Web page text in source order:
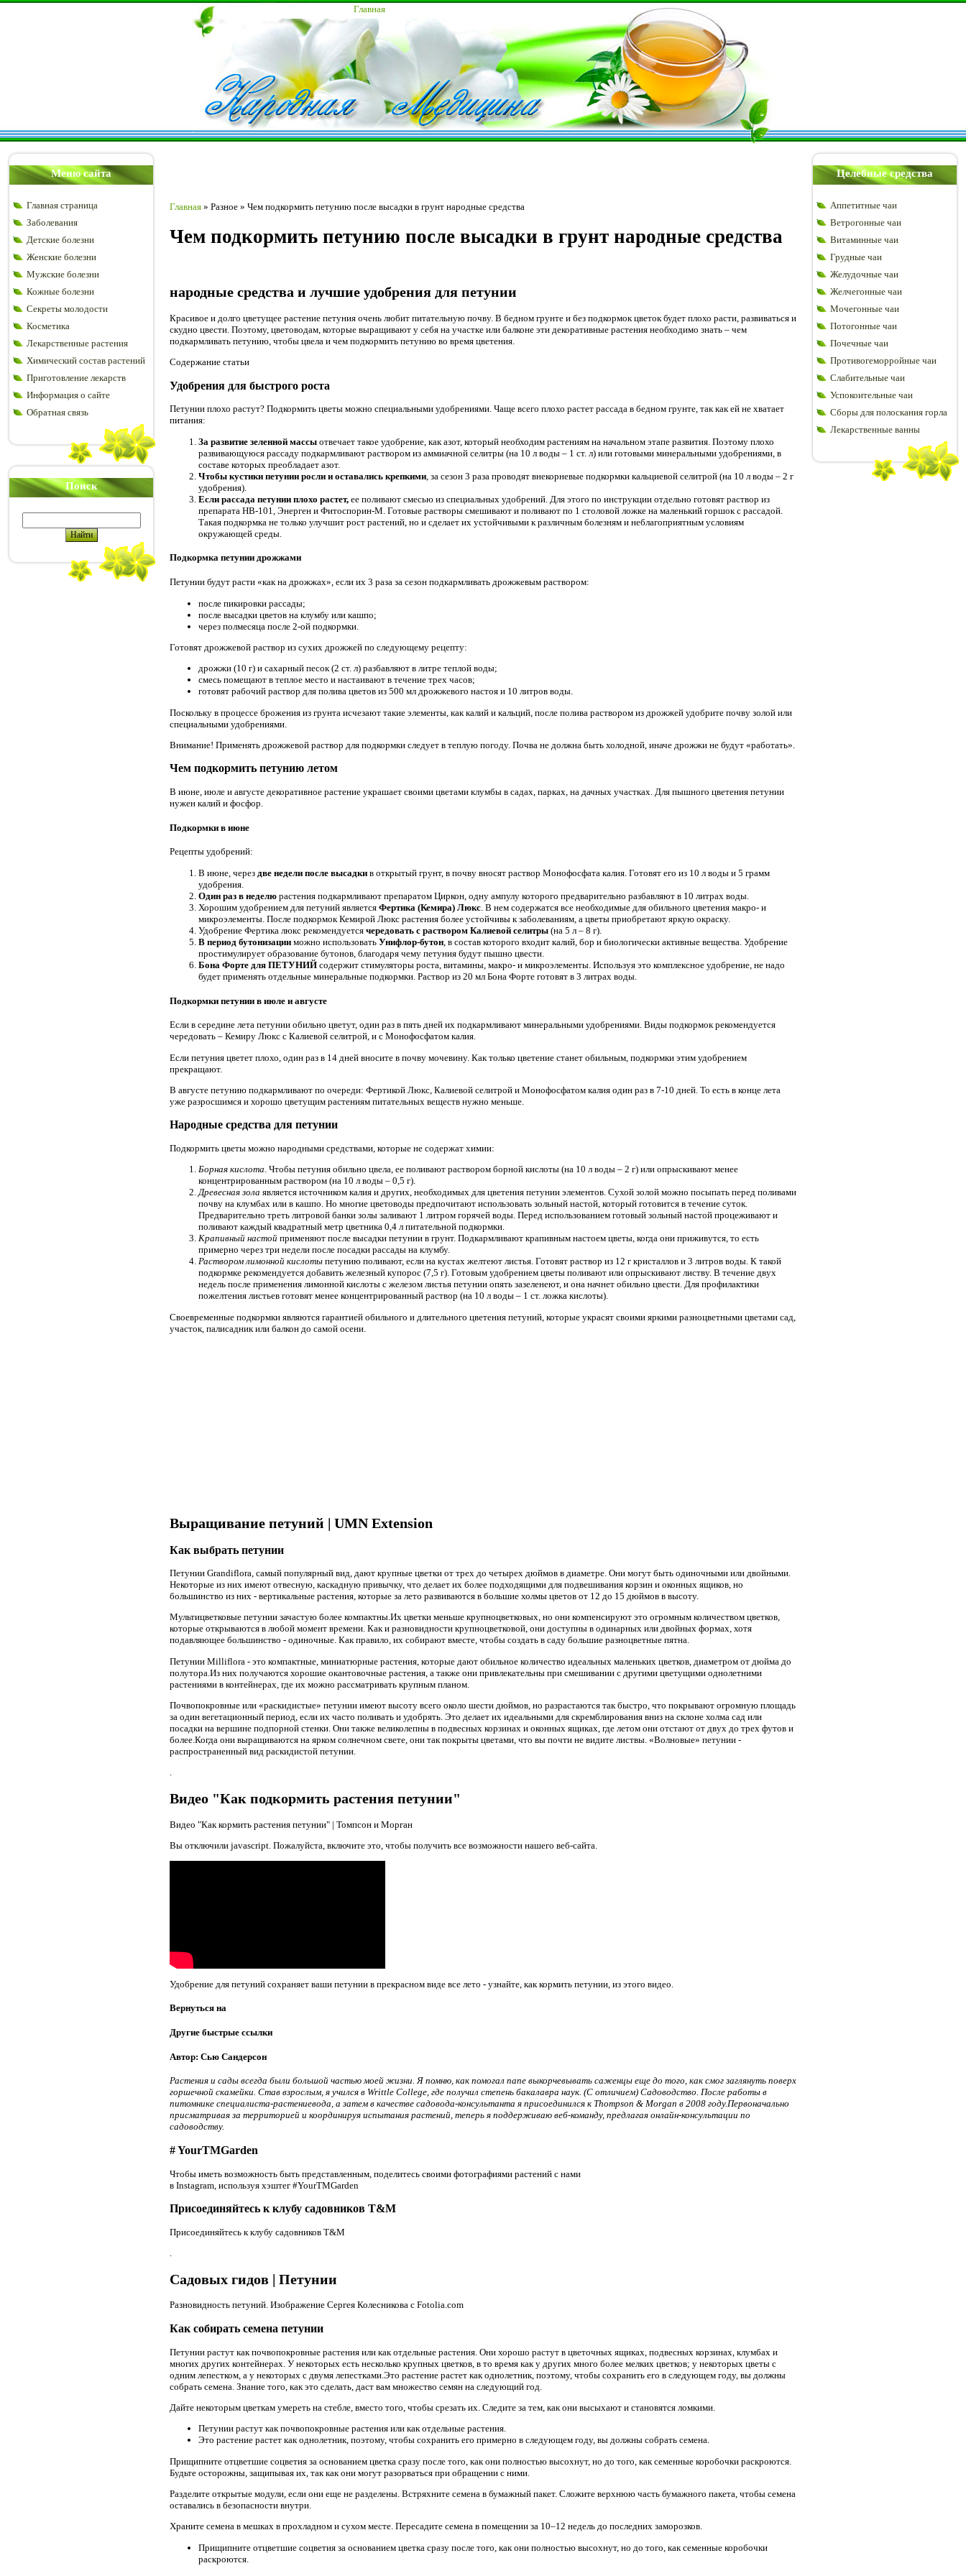
Главная
Меню сайта
Главная страница
Заболевания
Детские болезни
Женские болезни
Мужские болезни
Кожные болезни
Секреты молодости
Косметика
Лекарственные растения
Химический состав растений
Приготовление лекарств
Информация о сайте
Обратная связь
Поиск
Главная » Разное » Чем подкормить петунию после высадки в грунт народные средства
Чем подкормить петунию после высадки в грунт народные средства
народные средства и лучшие удобрения для петунии
Красивое и долго цветущее растение петуния очень любит питательную почву. В бедном грунте и без подкормок цветок будет плохо расти, развиваться и
скудно цвести. Поэтому, цветоводам, которые выращивают у себя на участке или балконе эти декоративные растения необходимо знать – чем
подкармливать петунию, чтобы цвела и чем подкормить петунию во время цветения.
Содержание статьи
Удобрения для быстрого роста
Петунии плохо растут? Подкормить цветы можно специальными удобрениями. Чаще всего плохо растет рассада в бедном грунте, так как ей не хватает
питания:
За развитие зеленной массы отвечает такое удобрение, как азот, который необходим растениям на начальном этапе развития. Поэтому плохо
развивающуюся рассаду подкармливают раствором из аммиачной селитры (на 10 л воды – 1 ст. л) или готовыми минеральными удобрениями, в
составе которых преобладает азот.
Чтобы кустики петунии росли и оставались крепкими , за сезон 3 раза проводят внекорневые подкормки кальциевой селитрой (на 10 л воды – 2 г
удобрения).
Если рассада петунии плохо растет, ее поливают смесью из специальных удобрений. Для этого по инструкции отдельно готовят раствор из
препарата НВ-101, Энерген и Фитоспорин-М. Готовые растворы смешивают и поливают по 1 столовой ложке на маленький горшок с рассадой.
Такая подкормка не только улучшит рост растений, но и сделает их устойчивыми к различным болезням и неблагоприятным условиям
окружающей среды.
Подкормка петунии дрожжами
Петунии будут расти «как на дрожжах», если их 3 раза за сезон подкармливать дрожжевым раствором:
после пикировки рассады;
после высадки цветов на клумбу или кашпо;
через полмесяца после 2-ой подкормки.
Готовят дрожжевой раствор из сухих дрожжей по следующему рецепту:
дрожжи (10 г) и сахарный песок (2 ст. л) разбавляют в литре теплой воды;
смесь помещают в теплое место и настаивают в течение трех часов;
готовят рабочий раствор для полива цветов из 500 мл дрожжевого настоя и 10 литров воды.
Поскольку в процессе брожения из грунта исчезают такие элементы, как калий и кальций, после полива раствором из дрожжей удобрите почву золой или
специальными удобрениями.
Внимание! Применять дрожжевой раствор для подкормки следует в теплую погоду. Почва не должна быть холодной, иначе дрожжи не будут «работать».
Чем подкормить петунию летом
В июне, июле и августе декоративное растение украшает своими цветами клумбы в садах, парках, на дачных участках. Для пышного цветения петунии
нужен калий и фосфор.
Подкормки в июне
Рецепты удобрений:
В июне, через две недели после высадки в открытый грунт, в почву вносят раствор Монофосфата калия. Готовят его из 10 л воды и 5 грамм
удобрения.
Один раз в неделю растения подкармливают препаратом Циркон, одну ампулу которого предварительно разбавляют в 10 литрах воды.
Хорошим удобрением для петуний является Фертика (Кемира) Люкс . В нем содержатся все необходимые для обильного цветения макро- и
микроэлементы. После подкормок Кемирой Люкс растения более устойчивы к заболеваниям, а цветы приобретают яркую окраску.
Удобрение Фертика люкс рекомендуется чередовать с раствором Калиевой селитры (на 5 л – 8 г).
В период бутонизации можно использовать Унифлор-бутон , в состав которого входит калий, бор и биологически активные вещества. Удобрение
простимулирует образование бутонов, благодаря чему петуния будут пышно цвести.
Бона Форте для ПЕТУНИЙ содержит стимуляторы роста, витамины, макро- и микроэлементы. Используя это комплексное удобрение, не надо
будет применять отдельные минеральные подкормки. Раствор из 20 мл Бона Форте готовят в 3 литрах воды.
Подкормки петунии в июле и августе
Если в середине лета петунии обильно цветут, один раз в пять дней их подкармливают минеральными удобрениями. Виды подкормок рекомендуется
чередовать – Кемиру Люкс с Калиевой селитрой, и с Монофосфатом калия.
Если петуния цветет плохо, один раз в 14 дней вносите в почву мочевину. Как только цветение станет обильным, подкормки этим удобрением
прекращают.
В августе петунию подкармливают по очереди: Фертикой Люкс, Калиевой селитрой и Монофосфатом калия один раз в 7-10 дней. То есть в конце лета
уже разросшимся и хорошо цветущим растениям питательных веществ нужно меньше.
Народные средства для петунии
Подкормить цветы можно народными средствами, которые не содержат химии:
Борная кислота. Чтобы петуния обильно цвела, ее поливают раствором борной кислоты (на 10 л воды – 2 г) или опрыскивают менее
концентрированным раствором (на 10 л воды – 0,5 г).
Древесная зола является источником калия и других, необходимых для цветения петунии элементов. Сухой золой можно посыпать перед поливами
почву на клумбах или в кашпо. Но многие цветоводы предпочитают использовать зольный настой, который готовится в течение суток.
Предварительно треть литровой банки золы заливают 1 литром горячей воды. Перед использованием готовый зольный настой процеживают и
поливают каждый квадратный метр цветника 0,4 л питательной подкормки.
Крапивный настой применяют после высадки петунии в грунт. Подкармливают крапивным настоем цветы, когда они приживутся, то есть
примерно через три недели после посадки рассады на клумбу.
Раствором лимонной кислоты петунию поливают, если на кустах желтеют листья. Готовят раствор из 12 г кристаллов и 3 литров воды. К такой
подкормке рекомендуется добавить железный купорос (7,5 г). Готовым удобрением цветы поливают или опрыскивают листву. В течение двух
недель после применения лимонной кислоты с железом листья петунии опять зазеленеют, и она начнет обильно цвести. Для профилактики
пожелтения листьев готовят менее концентрированный раствор (на 10 л воды – 1 ст. ложка кислоты).
Своевременные подкормки являются гарантией обильного и длительного цветения петуний, которые украсят своими яркими разноцветными цветами сад,
участок, палисадник или балкон до самой осени.
Выращивание петуний | UMN Extension
Как выбрать петунии
Петунии Grandiflora, самый популярный вид, дают крупные цветки от трех до четырех дюймов в диаметре. Они могут быть одиночными или двойными.
Некоторые из них имеют отвесную, каскадную привычку, что делает их более подходящими для подвешивания корзин и оконных ящиков, но
большинство из них - вертикальные растения, которые за лето развиваются в большие холмы цветов от 12 до 15 дюймов в высоту.
Мультицветковые петунии зачастую более компактны.Их цветки меньше крупноцветковых, но они компенсируют это огромным количеством цветков,
которые открываются в любой момент времени. Как и разновидности крупноцветковой, они доступны в одинарных или двойных формах, хотя
подавляющее большинство - одиночные. Как правило, их собирают вместе, чтобы создать в саду большие разноцветные пятна.
Петунии Milliflora - это компактные, миниатюрные растения, которые дают обильное количество идеальных маленьких цветков, диаметром от дюйма до
полутора.Из них получаются хорошие окантовочные растения, а также они привлекательны при смешивании с другими цветущими однолетними
растениями в контейнерах, где их можно рассматривать крупным планом.
Почвопокровные или «раскидистые» петунии имеют высоту всего около шести дюймов, но разрастаются так быстро, что покрывают огромную площадь
за один вегетационный период, если их часто поливать и удобрять. Это делает их идеальными для скремблирования вниз на склоне холма сад или
посадки на вершине подпорной стенки. Они также великолепны в подвесных корзинах и оконных ящиках, где летом они отстают от двух до трех футов и
более.Когда они выращиваются на ярком солнечном свете, они так покрыты цветами, что вы почти не видите листвы. «Волновые» петунии -
распространенный вид раскидистой петунии.
.
Видео "Как подкормить растения петунии"
Видео "Как кормить растения петунии" | Томпсон и Морган
Вы отключили javascript. Пожалуйста, включите это, чтобы получить все возможности нашего веб-сайта.
Удобрение для петуний сохраняет ваши петунии в прекрасном виде все лето - узнайте, как кормить петунии, из этого видео.
Вернуться на
Другие быстрые ссылки
Автор: Сью Сандерсон
Растения и сады всегда были большой частью моей жизни. Я помню, как помогал папе выкорчевывать саженцы еще до того, как смог заглянуть поверх
горшечной скамейки. Став взрослым, я учился в Writtle College, где получил степень бакалавра наук. (С отличием) Садоводство. После работы в
питомнике специалиста-растениевода, а затем в качестве садовода-консультанта я присоединился к Thompson & Morgan в 2008 году.Первоначально
присматривая за территорией и координируя испытания растений, теперь я поддерживаю веб-команду, предлагая онлайн-консультации по
садоводству.
# YourTMGarden
Чтобы иметь возможность быть представленным, поделитесь своими фотографиями растений с нами
в Instagram, используя хэштег #YourTMGarden
Присоединяйтесь к клубу садовников T&M
Присоединяйтесь к клубу садовников T&M
.
Садовых гидов | Петунии
Разновидность петуний. Изображение Сергея Колесникова с Fotolia.com
Как собирать семена петунии
Петунии растут как почвопокровные растения или как отдельные растения. Они хорошо растут в цветочных ящиках, подвесных корзинах, клумбах и
многих других контейнерах. У некоторых есть несколько крупных цветков, в то время как у других много более мелких цветков; у некоторых цветы с
одним лепестком, а у некоторых с двумя лепестками.Это растение растет как однолетник, поэтому, чтобы сохранить его в следующем году, вы должны
собрать семена. Знание того, как это сделать, даст вам множество семян на следующий год.
Дайте некоторым цветкам умереть на стебле, вместо того, чтобы срезать их. Следите за тем, как они высыхают и становятся ломкими.
Петунии растут как почвопокровные растения или как отдельные растения.
Это растение растет как однолетник, поэтому, чтобы сохранить его примерно в следующем году, вы должны собрать семена.
Прищипните отцветшие соцветия за основанием цветка сразу после того, как они полностью высохнут, но до того, как семенные коробочки раскроются.
Будьте осторожны, защипывая их, так как они могут разорваться при обращении с ними.
Разделите открытые модули, если они еще не разделены. Встряхните семена в бумажный пакет. Сложите верхнюю часть бумажного пакета, чтобы семена
оставались в безопасности внутри.
Храните семена в мешках в прохладном и сухом месте. Пересадите семена в помещении за 10–12 недель до последних заморозков.
Прищипните отцветшие соцветия за основанием цветка сразу после того, как они полностью высохнут, но до того, как семенные коробочки
раскроются.
Целебные средства
Аппетитные чаи
Ветрогонные чаи
Витаминные чаи
Грудные чаи
Желудочные чаи
Желчегонные чаи
Мочегонные чаи
Потогонные чаи
Почечные чаи
Противогеморройные чаи
Слабительные чаи
Успокоительные чаи
Сборы для полоскания горла
Лекарственные ванны